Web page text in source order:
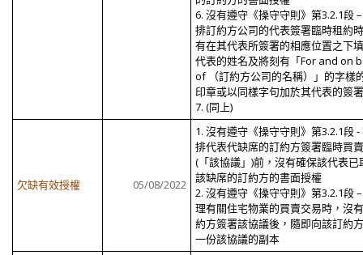
6. 沒有遵守《操守守則》第3.2.1段
排訂約方公司的代表簽署臨時租約
有在其代表所簽署的相應位置之下
代表的姓名及將刻有「For and on
of （訂約方公司的名稱）」的字樣
印章或以同樣字句加於其代表的簽
7. (同上)
欠缺有效授權 05/08/2022
1. 沒有遵守《操守守則》第3.2.1段 -
排代表代缺席的訂約方簽署臨時買
(「該協議」)前，沒有確保該代表已
該缺席的訂約方的書面授權
2. 沒有遵守《操守守則》第3.2.1段
理有關住宅物業的買賣交易時，沒
約方簽署該協議後，隨即向該訂約
一份該協議的副本